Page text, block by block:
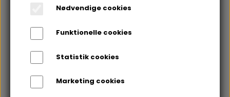
ANSIGT
FOUNDATION
BLUSH
BRYN
GEL
ØJNE
HUDPLEJE
ØJENCREME
HÅRPLEJE
SHAMPOO
Nødvendige cookies
Funktionelle cookies
Statistik cookies
Marketing cookies